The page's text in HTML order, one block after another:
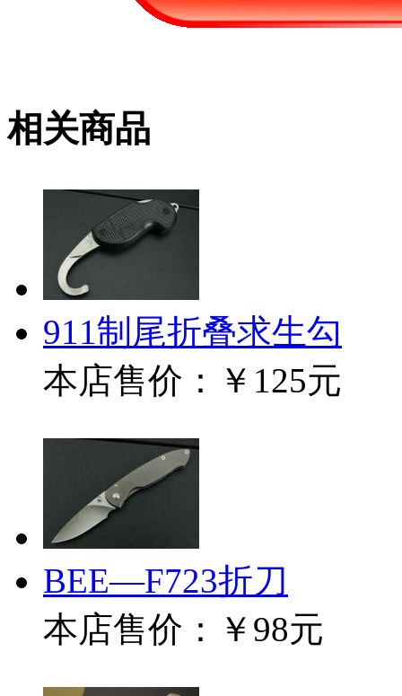
相关商品
911制尾折叠求生勾
本店售价：
￥125元
BEE—F723折刀
本店售价：
￥98元